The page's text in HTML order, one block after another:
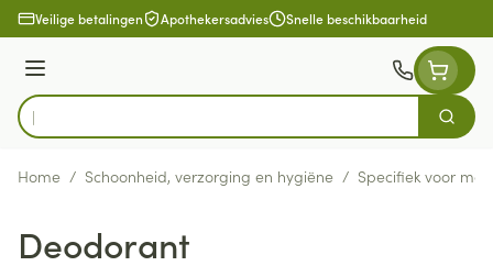
Ga naar de inhoud
Veilige betalingen Apothekersadvies Snelle beschikbaarheid
Menu
Product, merk, categorie...
Zoek
Home / Schoonheid, verzorging en hygiëne / Specifiek voor
Deodorant